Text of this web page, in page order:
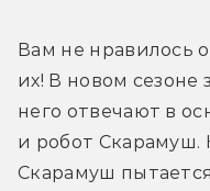
Вам не нравилось
их! В новом
него отвечают в
и робот Скарамуш.
Скарамуш